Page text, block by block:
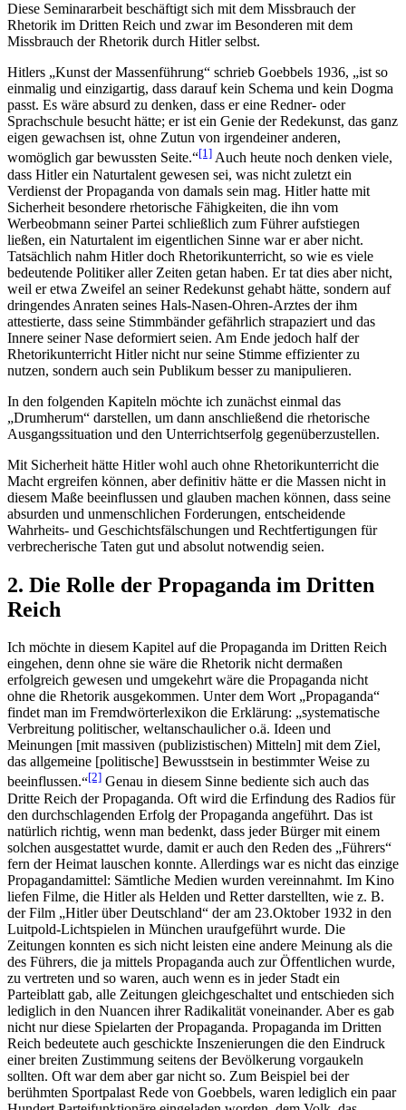
Diese Seminararbeit beschäftigt sich mit dem Missbrauch der
Rhetorik im Dritten Reich und zwar im Besonderen mit dem
Missbrauch der Rhetorik durch Hitler selbst.
Hitlers „Kunst der Massenführung“ schrieb Goebbels 1936, „ist so
einmalig und einzigartig, dass darauf kein Schema und kein Dogma
passt. Es wäre absurd zu denken, dass er eine Redner- oder
Sprachschule besucht hätte; er ist ein Genie der Redekunst, das ganz
eigen gewachsen ist, ohne Zutun von irgendeiner anderen,
womöglich gar bewussten Seite.“[1] Auch heute noch denken viele,
dass Hitler ein Naturtalent gewesen sei, was nicht zuletzt ein
Verdienst der Propaganda von damals sein mag. Hitler hatte mit
Sicherheit besondere rhetorische Fähigkeiten, die ihn vom
Werbeobmann seiner Partei schließlich zum Führer aufstiegen
ließen, ein Naturtalent im eigentlichen Sinne war er aber nicht.
Tatsächlich nahm Hitler doch Rhetorikunterricht, so wie es viele
bedeutende Politiker aller Zeiten getan haben. Er tat dies aber nicht,
weil er etwa Zweifel an seiner Redekunst gehabt hätte, sondern auf
dringendes Anraten seines Hals-Nasen-Ohren-Arztes der ihm
attestierte, dass seine Stimmbänder gefährlich strapaziert und das
Innere seiner Nase deformiert seien. Am Ende jedoch half der
Rhetorikunterricht Hitler nicht nur seine Stimme effizienter zu
nutzen, sondern auch sein Publikum besser zu manipulieren.
In den folgenden Kapiteln möchte ich zunächst einmal das
„Drumherum“ darstellen, um dann anschließend die rhetorische
Ausgangssituation und den Unterrichtserfolg gegenüberzustellen.
Mit Sicherheit hätte Hitler wohl auch ohne Rhetorikunterricht die
Macht ergreifen können, aber definitiv hätte er die Massen nicht in
diesem Maße beeinflussen und glauben machen können, dass seine
absurden und unmenschlichen Forderungen, entscheidende
Wahrheits- und Geschichtsfälschungen und Rechtfertigungen für
verbrecherische Taten gut und absolut notwendig seien.
2. Die Rolle der Propaganda im Dritten
Reich
Ich möchte in diesem Kapitel auf die Propaganda im Dritten Reich
eingehen, denn ohne sie wäre die Rhetorik nicht dermaßen
erfolgreich gewesen und umgekehrt wäre die Propaganda nicht
ohne die Rhetorik ausgekommen. Unter dem Wort „Propaganda“
findet man im Fremdwörterlexikon die Erklärung:
systematische
Verbreitung politischer, weltanschaulicher o.ä. Ideen und
Meinungen [mit massiven (publizistischen) Mitteln] mit dem Ziel,
das allgemeine [politische] Bewusstsein in bestimmter Weise zu
beeinflussen. [2] Genau in diesem Sinne bediente sich auch das
Dritte Reich der Propaganda. Oft wird die Erfindung des Radios für
den durchschlagenden Erfolg der Propaganda angeführt. Das ist
natürlich richtig, wenn man bedenkt, dass jeder Bürger mit einem
solchen ausgestattet wurde, damit er auch den Reden des „Führers“
fern der Heimat lauschen konnte. Allerdings war es nicht das einzige
Propagandamittel: Sämtliche Medien wurden vereinnahmt. Im Kino
liefen Filme, die Hitler als Helden und Retter darstellten, wie z. B.
der Film „Hitler über Deutschland“ der am 23.Oktober 1932 in den
Luitpold-Lichtspielen in München uraufgeführt wurde. Die
Zeitungen konnten es sich nicht leisten eine andere Meinung als die
des Führers, die ja mittels Propaganda auch zur Öffentlichen wurde,
zu vertreten und so waren, auch wenn es in jeder Stadt ein
Parteiblatt gab, alle Zeitungen gleichgeschaltet und entschieden sich
lediglich in den Nuancen ihrer Radikalität voneinander. Aber es gab
nicht nur diese Spielarten der Propaganda. Propaganda im Dritten
Reich bedeutete auch geschickte Inszenierungen die den Eindruck
einer breiten Zustimmung seitens der Bevölkerung vorgaukeln
sollten. Oft war dem aber gar nicht so. Zum Beispiel bei der
berühmten Sportpalast Rede von Goebbels, waren lediglich ein paar